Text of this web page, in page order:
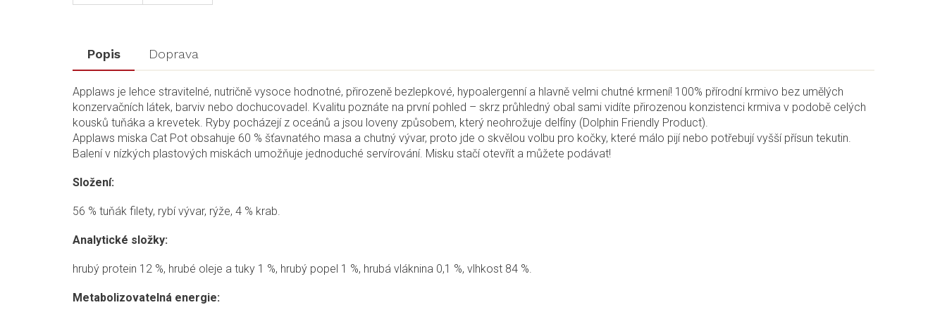
Popis Doprava
Applaws je lehce stravitelné, nutričně vysoce hodnotné, přirozeně bezlepkové, hypoalergenní a hlavně velmi chutné krmení! 100% přírodní krmivo bez umělých
konzervačních látek, barviv nebo dochucovadel. Kvalitu poznáte na první pohled – skrz průhledný obal sami vidíte přirozenou konzistenci krmiva v podobě celých
kousků tuňáka a krevetek. Ryby pocházejí z oceánů a jsou loveny způsobem, který neohrožuje delfíny (Dolphin Friendly Product).
Applaws miska Cat Pot obsahuje 60 % šťavnatého masa a chutný vývar, proto jde o skvělou volbu pro kočky, které málo pijí nebo potřebují vyšší přísun tekutin.
Balení v nízkých plastových miskách umožňuje jednoduché servírování. Misku stačí otevřít a můžete podávat!
Složení:
56 % tuňák filety, rybí vývar, rýže, 4 % krab.
Analytické složky:
hrubý protein 12 %, hrubé oleje a tuky 1 %, hrubý popel 1 %, hrubá vláknina 0,1 %, vlhkost 84 %.
Metabolizovatelná energie: